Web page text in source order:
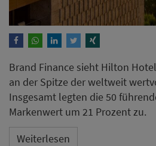
Brand Finance sieht Hilton
an der Spitze der weltweit
Insgesamt legten die 50
Markenwert um 21 Prozent zu.
Weiterlesen